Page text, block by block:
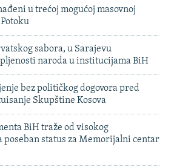
u trećoj mogućoj masovnoj
sabora, u Sarajevu
naroda u institucijama BiH
bez političkog dogovora pred
Skupštine Kosova
BiH traže od visokog
poseban status za Memorijalni centar